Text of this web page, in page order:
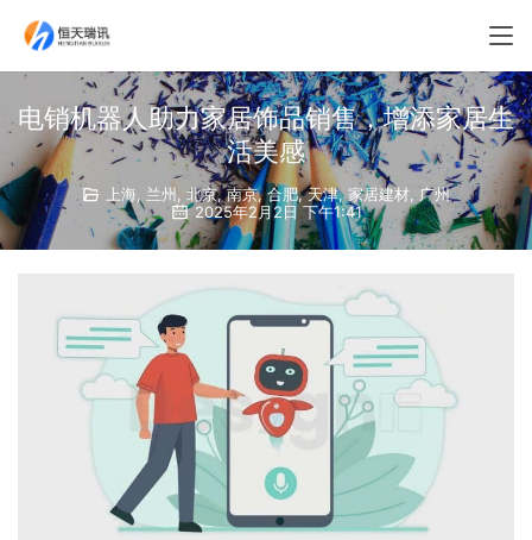
电销机器人助力家居饰品销售，增添家居生
活美感
上海 兰州, 北京,南京,合肥,天津,家居建材,广州
2025年2月2日 下午1:41